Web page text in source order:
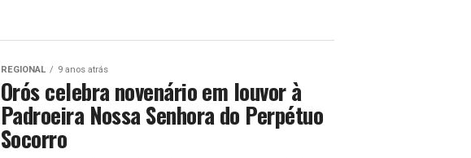
REGIONAL 9 anos atrás
Orós celebra novenário em louvor à
Padroeira Nossa Senhora do Perpétuo
Socorro